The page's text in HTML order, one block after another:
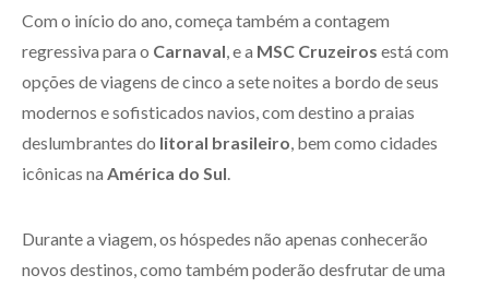
Com o início do ano, começa também a contagem
regressiva para o Carnaval , e a MSC Cruzeiros está com
opções de viagens de cinco a sete noites a bordo de seus
modernos e sofisticados navios, com destino a praias
deslumbrantes do litoral brasileiro , bem como cidades
icônicas na América do Sul
Durante a viagem, os hóspedes não apenas conhecerão
novos destinos, como também poderão desfrutar de uma